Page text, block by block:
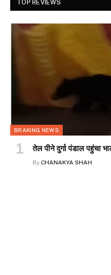
TOP REVIEWS
BRAKING NEWS
तेल पीने दुर्गा पंडाल पहुंचा
By CHANAKYA SHAH